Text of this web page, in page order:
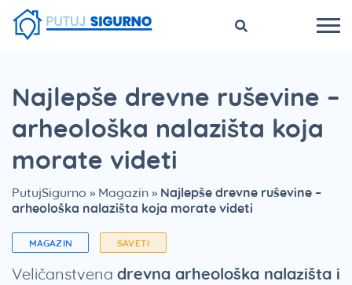
Najlepše drevne ruševine –
arheološka nalazišta koja
morate videti
PutujSigurno » Magazin » Najlepše drevne ruševine –
arheološka nalazišta koja morate videti
MAGAZIN SAVETI
Veličanstvena drevna arheološka nalazišta i